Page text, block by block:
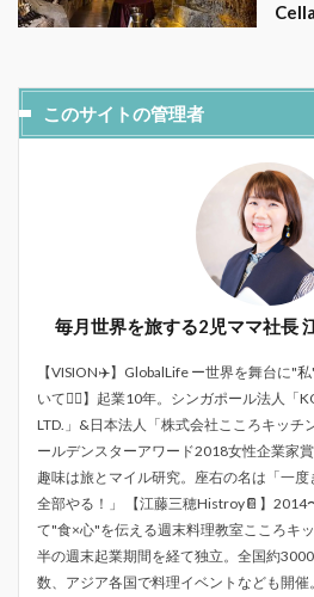
このサイトの管理者
毎月世界を旅する2児ママ社長
【VISION✈️】GlobalLife ー世界を舞台に"
いて💁‍♀️】起業10年。シンガポール法人「
LTD.」&日本法人「株式会社こころキッチ
ールデンスターアワード2018女性企業家
趣味は旅とマイル研究。座右の名は「一
全部やる！」 【江藤三穂Histroy📔】2014
て"食×心"を伝える週末料理教室こころキ
半の週末起業期間を経て独立。全国約
数、アジア各国で料理イベントなども開